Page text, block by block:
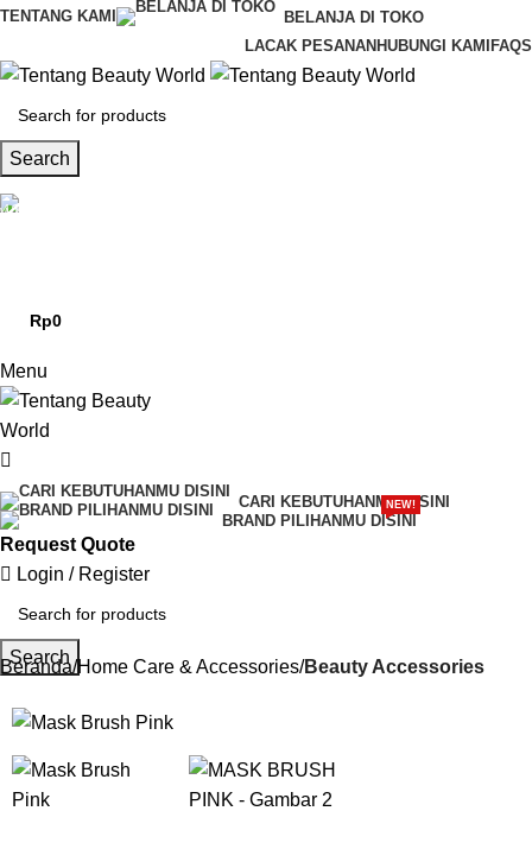
TENTANG KAMI
BELANJA DI TOKO
LACAK PESANAN HUBUNGI KAMI FAQS
Search
Rp0
Menu
CARI KEBUTUHANMU DISINI
BRAND PILIHANMU DISINI
NEW!
Request Quote
Login / Register
Search
Beranda Home Care & Accessories Beauty Accessories
-13%